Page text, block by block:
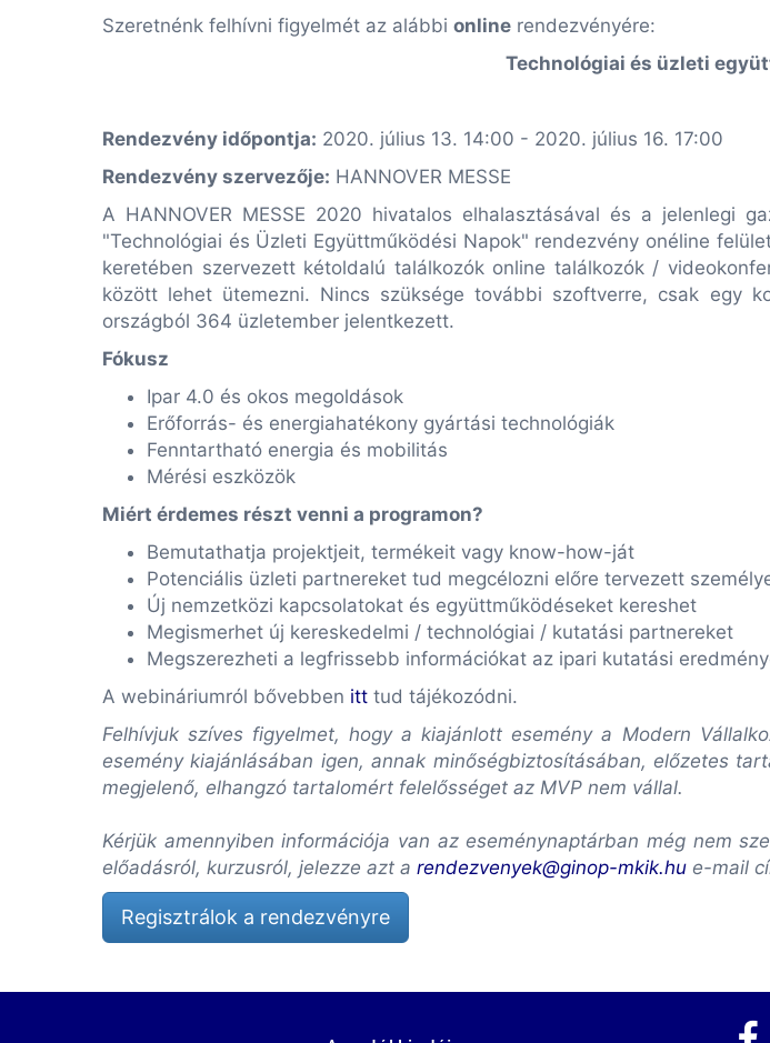
Szeretnénk felhívni figyelmét az alábbi online rendezvényére:
Technológiai és üzleti
Rendezvény időpontja: 2020. július 13. 14:00 - 2020. július 16. 17:00
Rendezvény szervezője: HANNOVER MESSE
A HANNOVER MESSE 2020 hivatalos elhalasztásával és a jelenlegi
"Technológiai és Üzleti Együttműködési Napok" rendezvény onéline
keretében szervezett kétoldalú találkozók online találkozók /
között lehet ütemezni. Nincs szüksége további szoftverre, csak egy
országból 364 üzletember jelentkezett.
Fókusz
Ipar 4.0 és okos megoldások
Erőforrás- és energiahatékony gyártási technológiák
Fenntartható energia és mobilitás
Mérési eszközök
Miért érdemes részt venni a programon?
Bemutathatja projektjeit, termékeit vagy know-how-ját
Potenciális üzleti partnereket tud megcélozni előre tervezett
Új nemzetközi kapcsolatokat és együttműködéseket kereshet
Megismerhet új kereskedelmi / technológiai / kutatási partnereket
Megszerezheti a legfrissebb információkat az ipari kutatási
A webináriumról bővebben itt tud tájékozódni.
Felhívjuk szíves figyelmet, hogy a kiajánlott esemény a Modern
esemény kiajánlásában igen, annak minőségbiztosításában, előzetes
megjelenő, elhangzó tartalomért felelősséget az MVP nem vállal.
Kérjük amennyiben információja van az eseménynaptárban még nem
előadásról, kurzusról, jelezze azt a rendezvenyek@ginop-mkik.hu e-mail
Regisztrálok a rendezvényre